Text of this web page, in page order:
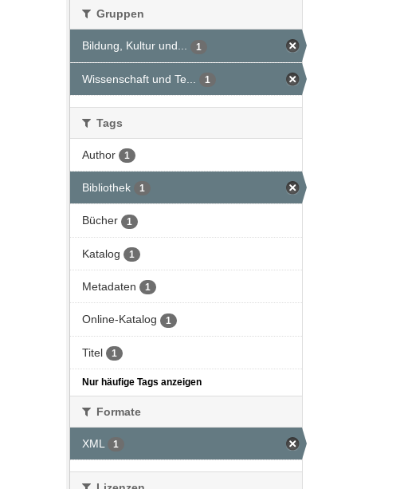
Gruppen
Bildung, Kultur und... 1
Wissenschaft und Te... 1
Tags
Author 1
Bibliothek 1
Bücher 1
Katalog 1
Metadaten 1
Online-Katalog 1
Titel 1
Nur häufige Tags anzeigen
Formate
XML 1